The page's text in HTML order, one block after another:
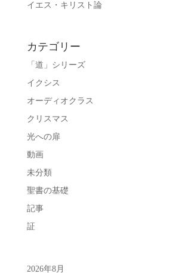
イエス・キリスト論
カテゴリー
「道」シリーズ
イクシス
オーディオクラス
クリスマス
光への扉
動画
未分類
聖書の基礎
記事
証
2026年8月